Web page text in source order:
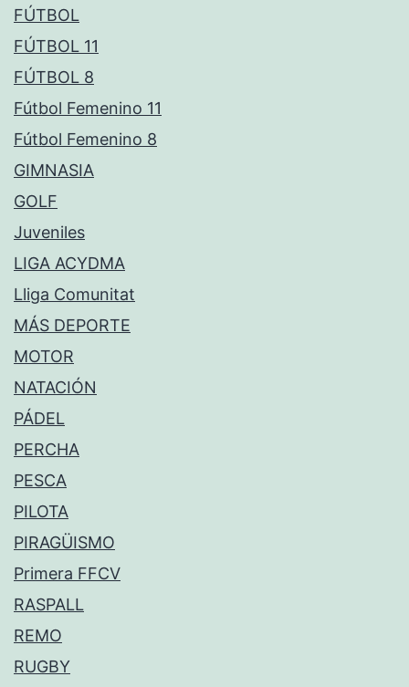
FÚTBOL
FÚTBOL 11
FÚTBOL 8
Fútbol Femenino 11
Fútbol Femenino 8
GIMNASIA
GOLF
Juveniles
LIGA ACYDMA
Lliga Comunitat
MÁS DEPORTE
MOTOR
NATACIÓN
PÁDEL
PERCHA
PESCA
PILOTA
PIRAGÜISMO
Primera FFCV
RASPALL
REMO
RUGBY